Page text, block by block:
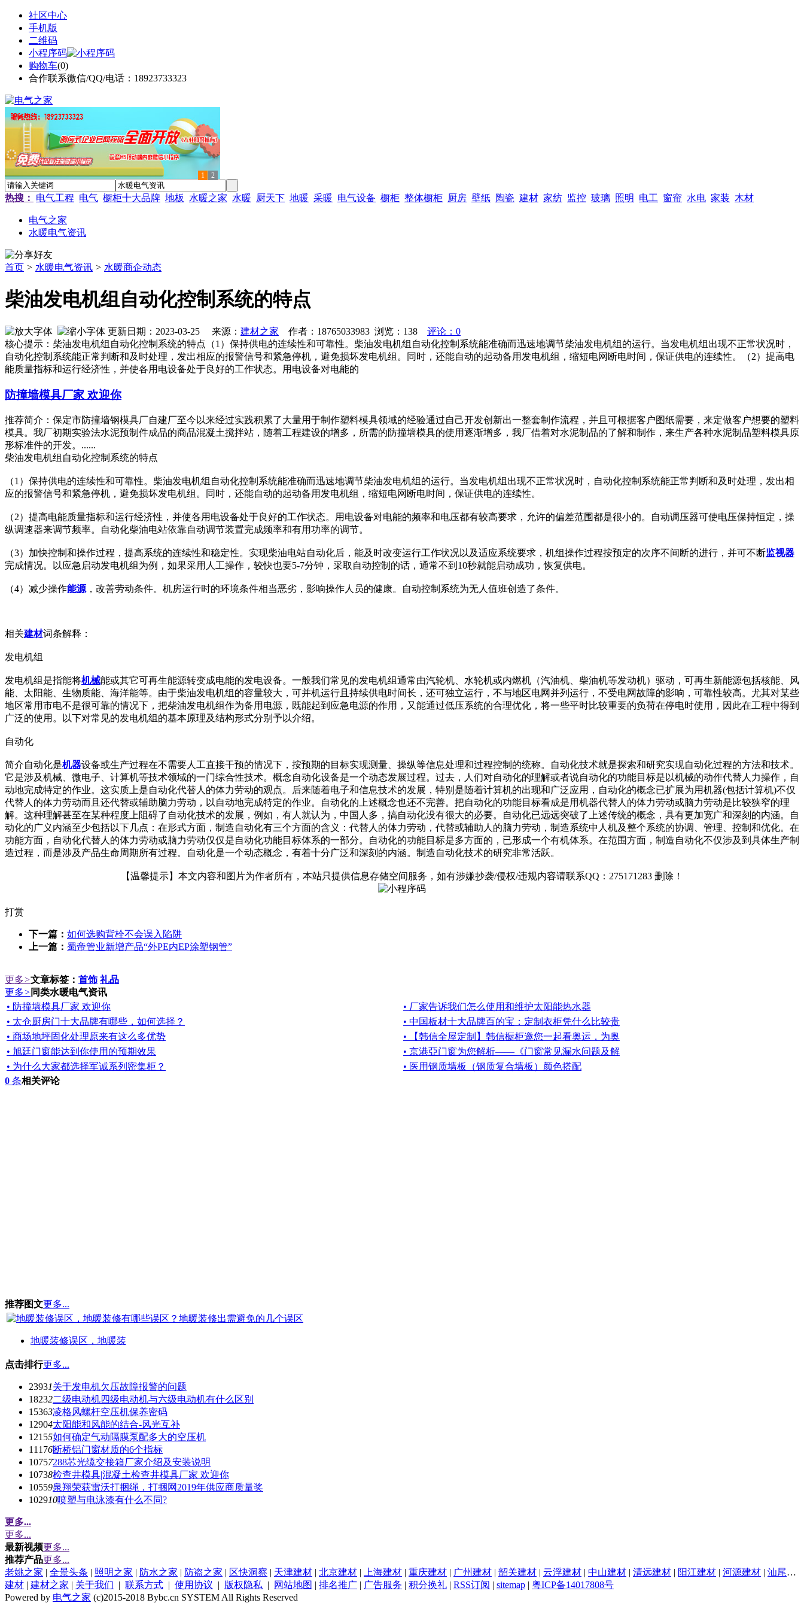
社区中心
手机版
二维码
小程序码
购物车(0)
合作联系微信/QQ/电话：18923733323
1 2
热搜： 电气工程 电气 橱柜十大品牌 地板 水暖之家 水暖 厨天下 地暖 采暖 电气设备 橱柜 整体橱柜 厨房 壁纸 陶瓷 建材 家纺 监控 玻璃 照明 电工 窗帘 水电 家装 木材
电气之家
水暖电气资讯
首页 > 水暖电气资讯 > 水暖商企动态
柴油发电机组自动化控制系统的特点
更新日期：2023-03-25 来源： 建材之家 作者：18765033983 浏览： 138
评论：0
核心提示：柴油发电机组自动化控制系统的特点（1）保持供电的连续性和可靠性。柴油发电机组自动化控制系统能准确而迅速地调节柴油发电机组的运行。当发电机组出现不正常状况时，
自动化控制系统能正常判断和及时处理，发出相应的报警信号和紧急停机，避免损坏发电机组。同时，还能自动的起动备用发电机组，缩短电网断电时间，保证供电的连续性。（2）提高电
能质量指标和运行经济性，并使各用电设备处于良好的工作状态。用电设备对电能的
防撞墙模具厂家 欢迎你
推荐简介：保定市防撞墙钢模具厂自建厂至今以来经过实践积累了大量用于制作塑料模具领域的经验通过自己开发创新出一整套制作流程，并且可根据客户图纸需要，来定做客户想要的塑料
模具。我厂初期实验法水泥预制件成品的商品混凝土搅拌站，随着工程建设的增多，所需的防撞墙模具的使用逐渐增多，我厂借着对水泥制品的了解和制作，来生产各种水泥制品塑料模具原
形标准件的开发。......
柴油发电机组自动化控制系统的特点
（1）保持供电的连续性和可靠性。柴油发电机组自动化控制系统能准确而迅速地调节柴油发电机组的运行。当发电机组出现不正常状况时，自动化控制系统能正常判断和及时处理，发出相
应的报警信号和紧急停机，避免损坏发电机组。同时，还能自动的起动备用发电机组，缩短电网断电时间，保证供电的连续性。
（2）提高电能质量指标和运行经济性，并使各用电设备处于良好的工作状态。用电设备对电能的频率和电压都有较高要求，允许的偏差范围都是很小的。自动调压器可使电压保持恒定，操
纵调速器来调节频率。自动化柴油电站依靠自动调节装置完成频率和有用功率的调节。
（3）加快控制和操作过程，提高系统的连续性和稳定性。实现柴油电站自动化后，能及时改变运行工作状况以及适应系统要求，机组操作过程按预定的次序不间断的进行，并可不断监视器
完成情况。以应急启动发电机组为例，如果采用人工操作，较快也要5-7分钟，采取自动控制的话，通常不到10秒就能启动成功，恢复供电。
（4）减少操作能源 ，改善劳动条件。机房运行时的环境条件相当恶劣，影响操作人员的健康。自动控制系统为无人值班创造了条件。
相关建材词条解释：
发电机组
发电机组是指能将机械能或其它可再生能源转变成电能的发电设备。一般我们常见的发电机组通常由汽轮机、水轮机或内燃机（汽油机、柴油机等发动机）驱动，可再生新能源包括核能、风
能、太阳能、生物质能、海洋能等。由于柴油发电机组的容量较大，可并机运行且持续供电时间长，还可独立运行，不与地区电网并列运行，不受电网故障的影响，可靠性较高。尤其对某些
地区常用市电不是很可靠的情况下，把柴油发电机组作为备用电源，既能起到应急电源的作用，又能通过低压系统的合理优化，将一些平时比较重要的负荷在停电时使用，因此在工程中得到
广泛的使用。以下对常见的发电机组的基本原理及结构形式分别予以介绍。
自动化
简介自动化是机器设备或生产过程在不需要人工直接干预的情况下，按预期的目标实现测量、操纵等信息处理和过程控制的统称。自动化技术就是探索和研究实现自动化过程的方法和技术。
它是涉及机械、微电子、计算机等技术领域的一门综合性技术。概念自动化设备是一个动态发展过程。过去，人们对自动化的理解或者说自动化的功能目标是以机械的动作代替人力操作，自
动地完成特定的作业。这实质上是自动化代替人的体力劳动的观点。后来随着电子和信息技术的发展，特别是随着计算机的出现和广泛应用，自动化的概念已扩展为用机器(包括计算机)不仅
代替人的体力劳动而且还代替或辅助脑力劳动，以自动地完成特定的作业。自动化的上述概念也还不完善。把自动化的功能目标看成是用机器代替人的体力劳动或脑力劳动是比较狭窄的理
解。这种理解甚至在某种程度上阻碍了自动化技术的发展，例如，有人就认为，中国人多，搞自动化没有很大的必要。自动化已远远突破了上述传统的概念，具有更加宽广和深刻的内涵。自
动化的广义内涵至少包括以下几点：在形式方面，制造自动化有三个方面的含义：代替人的体力劳动，代替或辅助人的脑力劳动，制造系统中人机及整个系统的协调、管理、控制和优化。在
功能方面，自动化代替人的体力劳动或脑力劳动仅仅是自动化功能目标体系的一部分。自动化的功能目标是多方面的，已形成一个有机体系。在范围方面，制造自动化不仅涉及到具体生产制
造过程，而是涉及产品生命周期所有过程。自动化是一个动态概念，有着十分广泛和深刻的内涵。制造自动化技术的研究非常活跃。
【温馨提示】本文内容和图片为作者所有，本站只提供信息存储空间服务，如有涉嫌抄袭/侵权/违规内容请联系QQ：275171283 删除！
打赏
下一篇： 如何选购背栓不会误入陷阱
上一篇： 蜀帝管业新增产品“外PE内EP涂塑钢管”
更多>文章标签： 首饰 礼品
更多> 同类水暖电气资讯
• 防撞墙模具厂家 欢迎你
• 厂家告诉我们怎么使用和维护太阳能热水器
• 太仓厨房门十大品牌有哪些，如何选择？
• 中国板材十大品牌百的宝：定制衣柜凭什么比较贵
• 商场地坪固化处理原来有这么多优势
• 【韩信全屋定制】韩信橱柜邀您一起看奥运，为奥
• 旭廷门窗能达到你使用的预期效果
• 京港亞门窗为您解析——《门窗常见漏水问题及解
• 为什么大家都选择军诚系列密集柜？
• 医用钢质墙板（钢质复合墙板）颜色搭配
0 条相关评论
推荐图文更多...
地暖装修误区，地暖装
点击排行更多...
23931关于发电机欠压故障报警的问题
18232二级电动机四级电动机与六级电动机有什么区别
15363凌格风螺杆空压机保养密码
12904太阳能和风能的结合-风光互补
12155如何确定气动隔膜泵配多大的空压机
11176断桥铝门窗材质的6个指标
10757288芯光缆交接箱厂家介绍及安装说明
10738检查井模具|混凝土检查井模具厂家 欢迎你
10559泉翔荣获雷沃打捆绳，打捆网2019年供应商质量奖
102910喷塑与电泳漆有什么不同?
更多...
更多...
最新视频更多...
推荐产品更多...
老姚之家 | 全景头条 | 照明之家 | 防水之家 | 防盗之家 | 区快洞察 | 天津建材 | 北京建材 | 上海建材 | 重庆建材 | 广州建材 | 韶关建材 | 云浮建材 | 中山建材 | 清远建材 | 阳江建材 | 河源建材 | 汕尾建材
建材 | 建材之家 | 关于我们 | 联系方式 | 使用协议 | 版权隐私 | 网站地图 | 排名推广 | 广告服务 | 积分换礼 | RSS订阅 | sitemap | 粤ICP备14017808号
Powered by 电气之家 (c)2015-2018 Bybc.cn SYSTEM All Rights Reserved